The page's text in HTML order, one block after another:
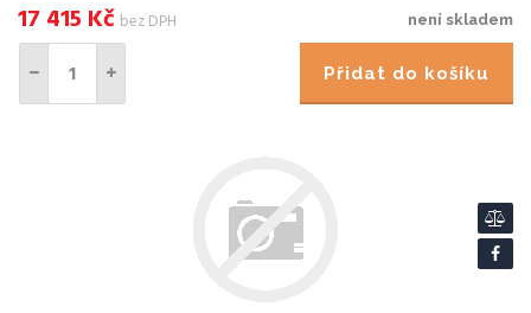
není skladem
17 415 Kč bez DPH
Přidat do košíku